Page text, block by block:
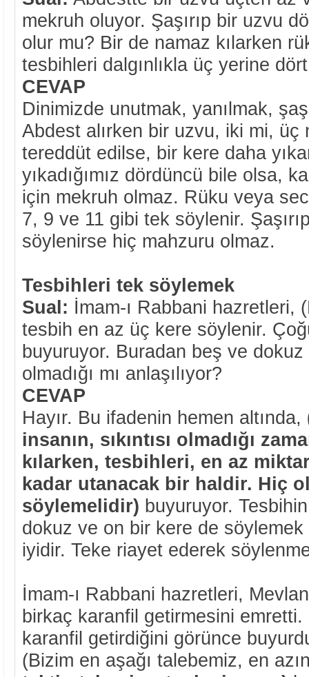
mekruh oluyor. Şaşırıp bir uzvu
olur mu? Bir de namaz kılarken
tesbihleri dalgınlıkla üç yerine
CEVAP
Dinimizde unutmak, yanılmak,
Abdest alırken bir uzvu, iki mi, üç
tereddüt edilse, bir kere daha
yıkadığımız dördüncü bile olsa,
için mekruh olmaz. Rüku veya
7, 9 ve 11 gibi tek söylenir.
söylenirse hiç mahzuru olmaz.
Tesbihleri tek söylemek
Sual: İmam-ı Rabbani hazretleri,
tesbih en az üç kere söylenir.
buyuruyor. Buradan beş ve
olmadığı mı anlaşılıyor?
CEVAP
Hayır. Bu ifadenin hemen altında,
insanın, sıkıntısı olmadığı
kılarken, tesbihleri, en az
kadar utanacak bir haldir. Hiç
söylemelidir) buyuruyor.
dokuz ve on bir kere de söylemek
iyidir. Teke riayet ederek
İmam-ı Rabbani hazretleri,
birkaç karanfil getirmesini emretti.
karanfil getirdiğini görünce
(Bizim en aşağı talebemiz, en